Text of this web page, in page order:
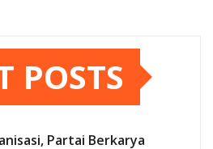
POSTS
Partai Berkarya